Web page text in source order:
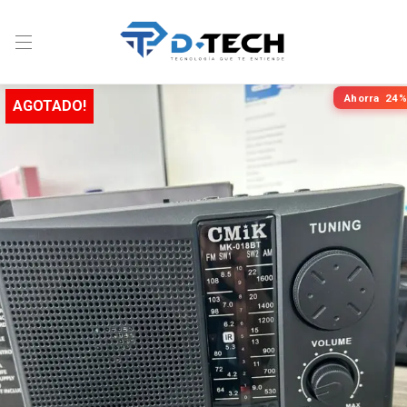
Ahorra 24%
AGOTADO!